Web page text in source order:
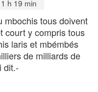
h 19 min
mbochis tous doivent
court y compris tous
laris et mbémbés
de milliards de
dit.-